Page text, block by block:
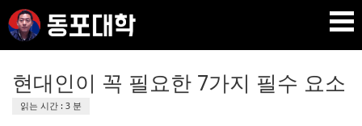
Skip
to
content
DPU SEO
재미 동포 사업가의 실전 온라인 사업 강의 🇰🇷 🇺🇸
현대인이 꼭 필요한 7가지 필수 요소